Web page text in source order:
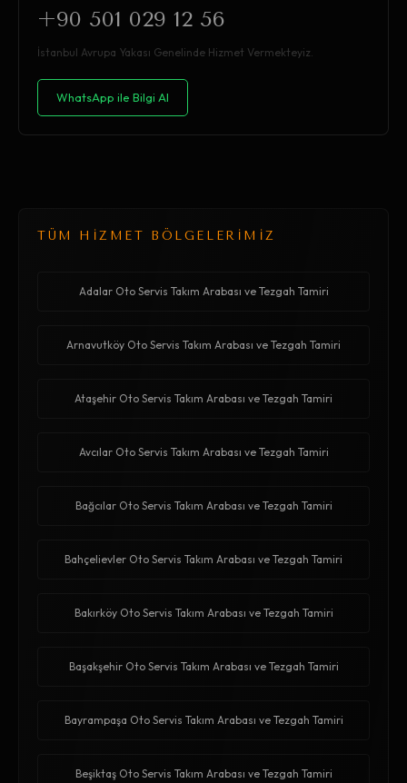
+90 501 029 12 56
İstanbul Avrupa Yakası Genelinde Hizmet Vermekteyiz.
WhatsApp ile Bilgi Al
TÜM HİZMET BÖLGELERİMİZ
Adalar Oto Servis Takım Arabası ve Tezgah Tamiri
Arnavutköy Oto Servis Takım Arabası ve Tezgah Tamiri
Ataşehir Oto Servis Takım Arabası ve Tezgah Tamiri
Avcılar Oto Servis Takım Arabası ve Tezgah Tamiri
Bağcılar Oto Servis Takım Arabası ve Tezgah Tamiri
Bahçelievler Oto Servis Takım Arabası ve Tezgah Tamiri
Bakırköy Oto Servis Takım Arabası ve Tezgah Tamiri
Başakşehir Oto Servis Takım Arabası ve Tezgah Tamiri
Bayrampaşa Oto Servis Takım Arabası ve Tezgah Tamiri
Beşiktaş Oto Servis Takım Arabası ve Tezgah Tamiri